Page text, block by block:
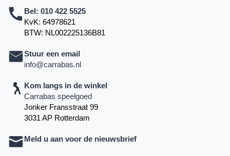
Bel: 010 422 5525
KvK: 64978621
BTW: NL002225136B81
Stuur een email
info@carrabas.nl
Kom langs in de winkel
Carrabas speelgoed
Jonker Fransstraat 99
3031 AP Rotterdam
Meld u aan voor de nieuwsbrief